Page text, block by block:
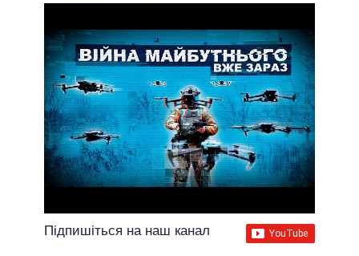
Підпишіться на наш канал